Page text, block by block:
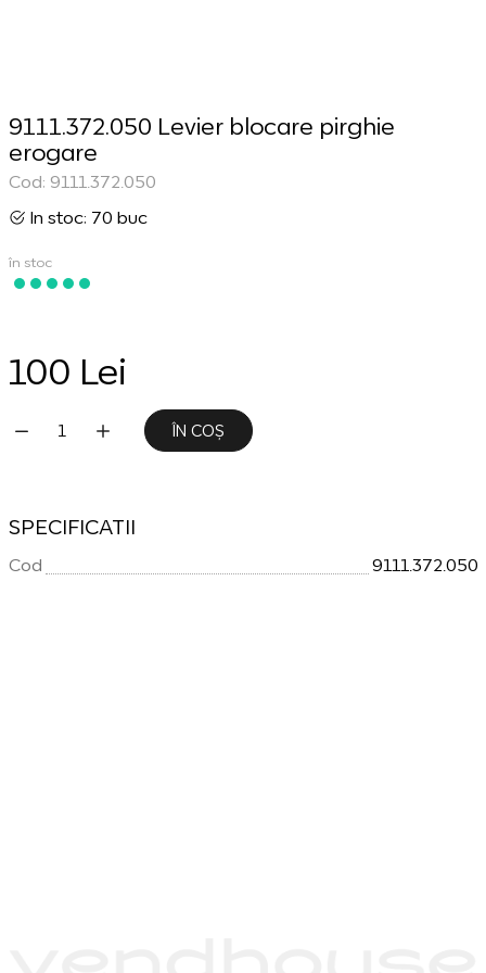
9111.372.050 Levier blocare pirghie
erogare
Cod: 9111.372.050
In stoc: 70 buc
în stoc
100 Lei
ÎN COȘ
SPECIFICATII
Cod 9111.372.050